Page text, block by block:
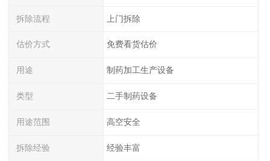
拆除流程 上门拆除
估价方式 免费看货估价
用途 制药加工生产设备
类型 二手制药设备
用途范围 高空安全
拆除经验 经验丰富